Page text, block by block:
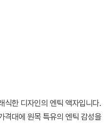
식한 디자인의 엔틱 액자입니다.
격대에 원목 특유의 엔틱 감성을